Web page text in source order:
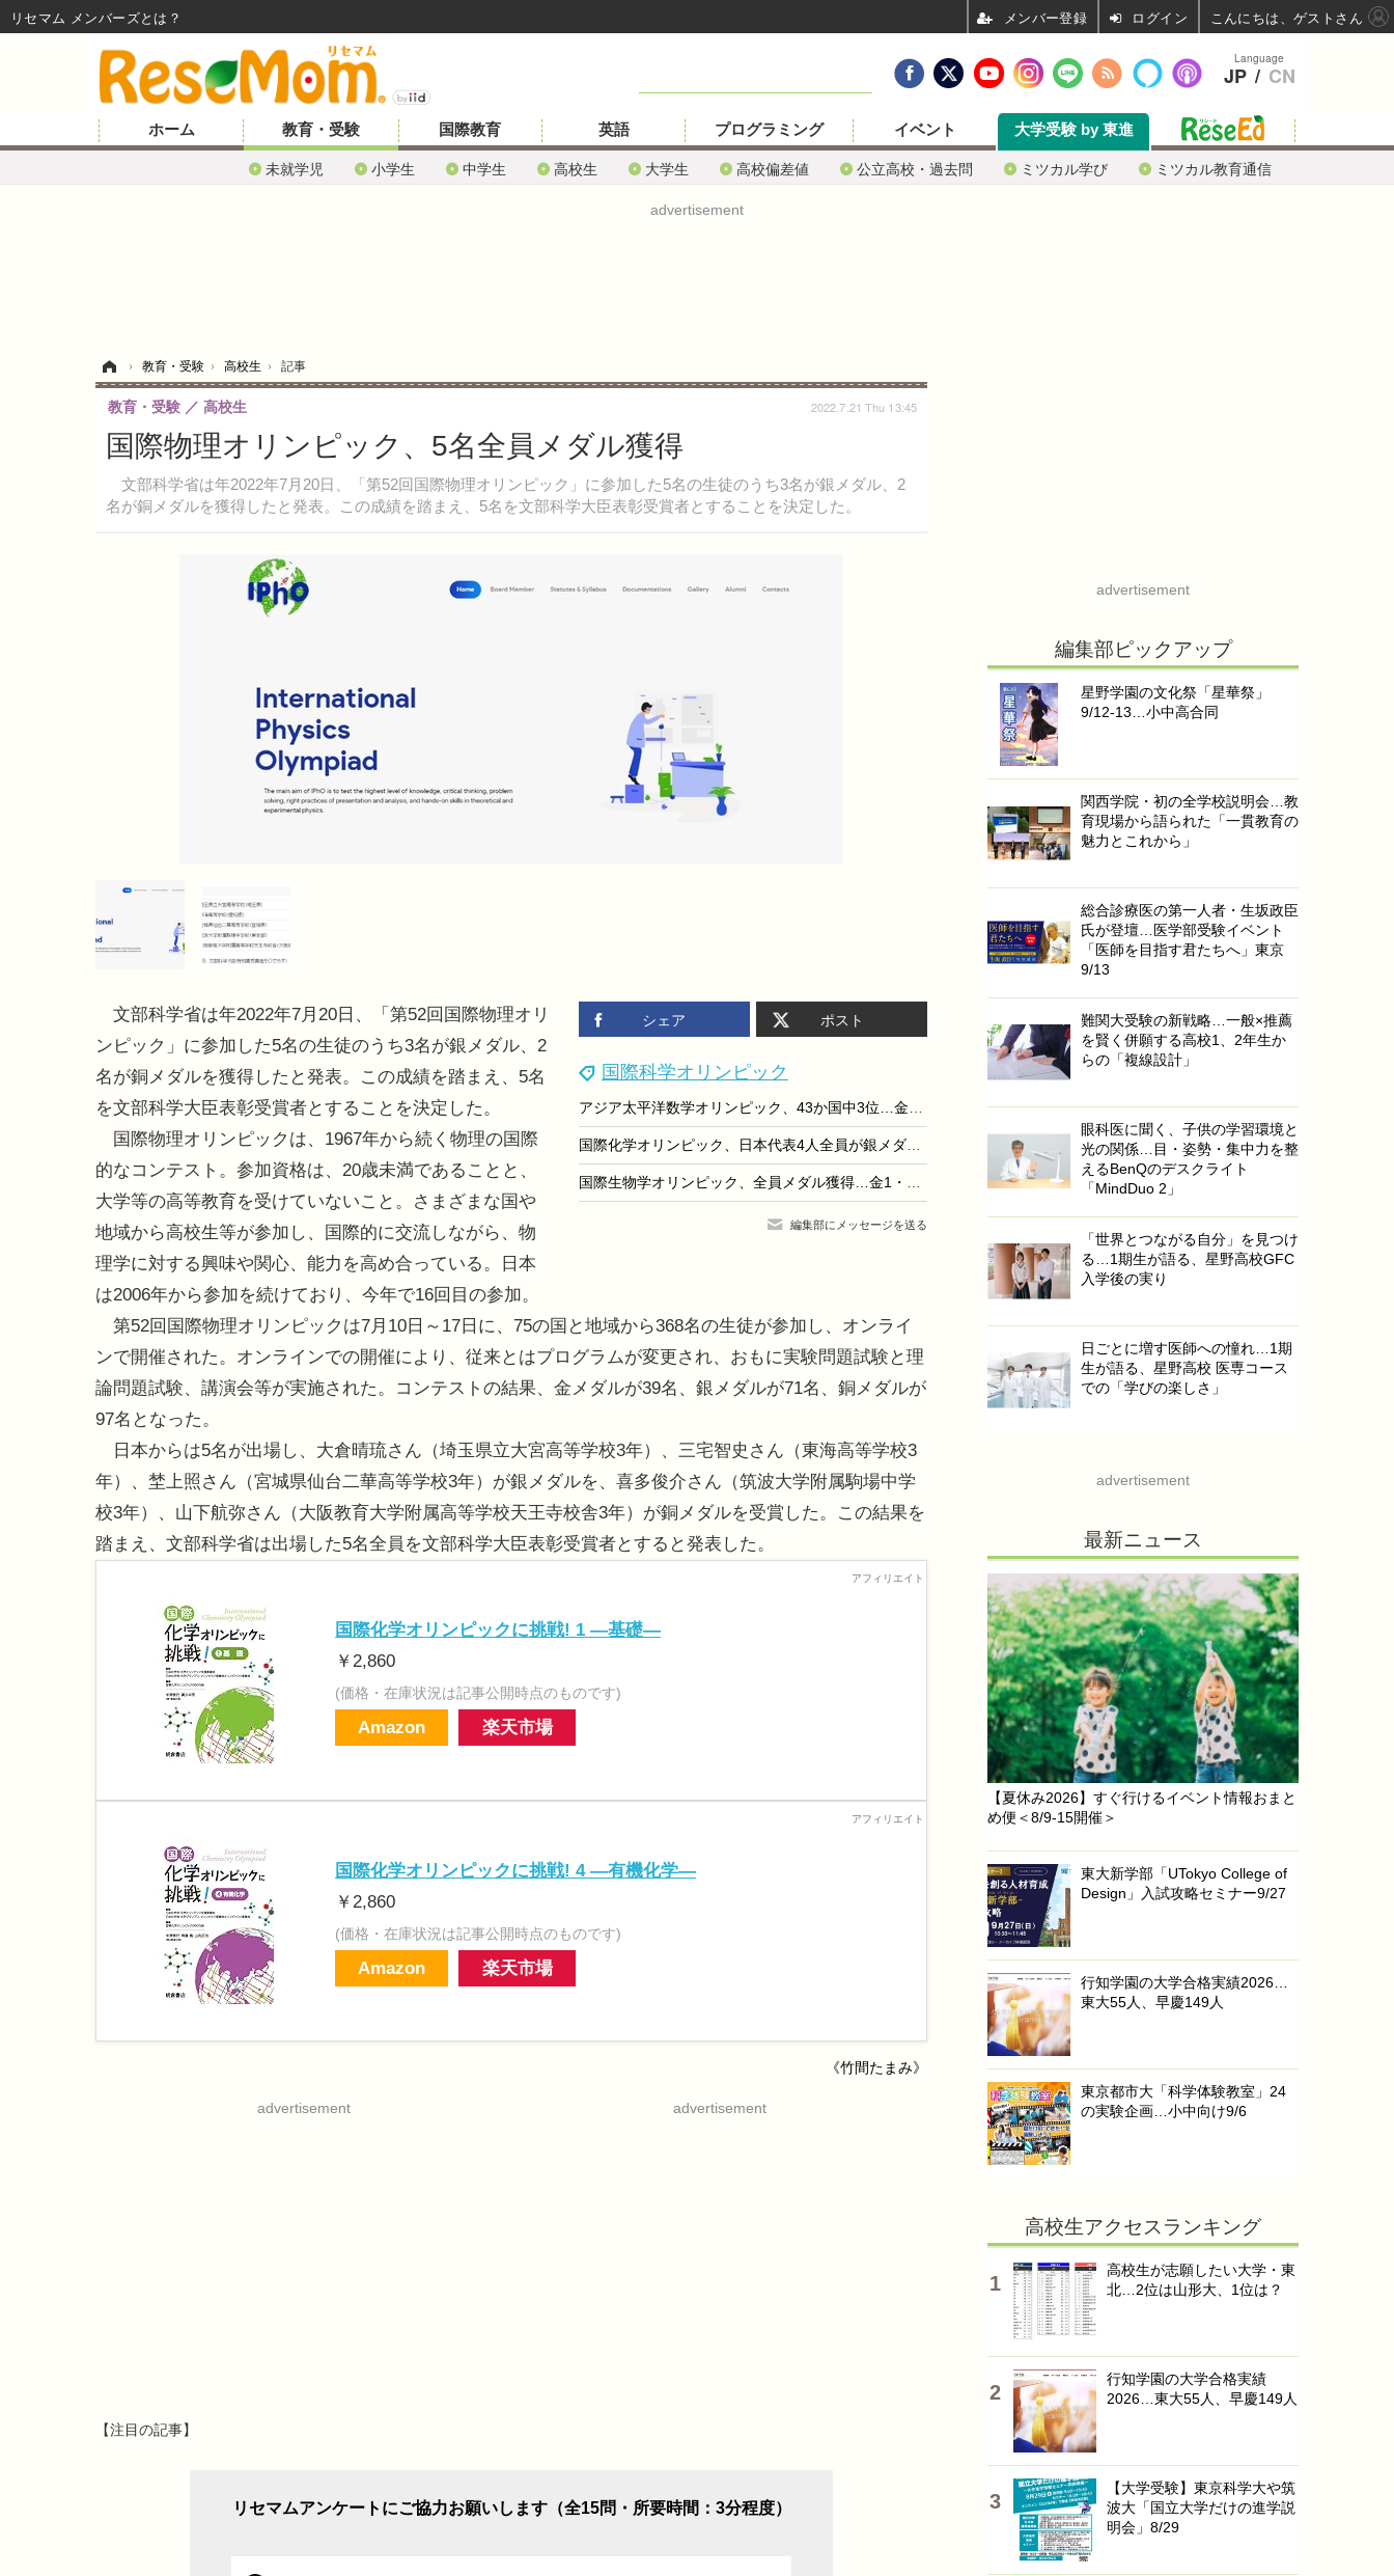
ホーム 教育・受験
未就学児 小学生 中学生 高校生 大学生 高校偏差値 公立高校・過去問 ミツカル学び ミツカル教育通信
国際教育 英語 プログラミング イベント 大学受験 by 東進
advertisement
› 教育・受験 › 高校生 › 記事
国際物理オリンピック、5名全員メダル獲得
文部科学省は年2022年7月20日、「第52回国際物理オリンピック」に参加した5名の生徒のうち3名が銀メダル、2
名が銅メダルを獲得したと発表。この成績を踏まえ、5名を文部科学大臣表彰受賞者とすることを決定した。
教育・受験 高校生 2022.7.21 Thu 13:45
シェア ポスト
国際科学オリンピック
アジア太平洋数学オリンピック、43か国中3位…金1・銀2・銅4名
国際化学オリンピック、日本代表4人全員が銀メダル獲得
国際生物学オリンピック、全員メダル獲得…金1・銀2・銅1
編集部にメッセージを送る
文部科学省は年2022年7月20日、「第52回国際物理オリ
ンピック」に参加した5名の生徒のうち3名が銀メダル、2
名が銅メダルを獲得したと発表。この成績を踏まえ、5名
を文部科学大臣表彰受賞者とすることを決定した。
国際物理オリンピックは、1967年から続く物理の国際
的なコンテスト。参加資格は、20歳未満であることと、
大学等の高等教育を受けていないこと。さまざまな国や
地域から高校生等が参加し、国際的に交流しながら、物
理学に対する興味や関心、能力を高め合っている。日本
は2006年から参加を続けており、今年で16回目の参加。
第52回国際物理オリンピックは7月10日～17日に、75の国と地域から368名の生徒が参加し、オンライ
ンで開催された。オンラインでの開催により、従来とはプログラムが変更され、おもに実験問題試験と理
論問題試験、講演会等が実施された。コンテストの結果、金メダルが39名、銀メダルが71名、銅メダルが
97名となった。
日本からは5名が出場し、大倉晴琉さん（埼玉県立大宮高等学校3年）、三宅智史さん（東海高等学校3
年）、埜上照さん（宮城県仙台二華高等学校3年）が銀メダルを、喜多俊介さん（筑波大学附属駒場中学
校3年）、山下航弥さん（大阪教育大学附属高等学校天王寺校舎3年）が銅メダルを受賞した。この結果を
踏まえ、文部科学省は出場した5名全員を文部科学大臣表彰受賞者とすると発表した。
国際化学オリンピックに挑戦! 1 ―基礎―
￥2,860
(価格・在庫状況は記事公開時点のものです)
Amazon 楽天市場
国際化学オリンピックに挑戦! 4 ―有機化学―
￥2,860
(価格・在庫状況は記事公開時点のものです)
Amazon 楽天市場
《竹間たまみ》
advertisement advertisement
【注目の記事】
リセマムアンケートにご協力お願いします（全15問・所要時間：3分程度）
advertisement
編集部ピックアップ
星野学園の文化祭「星華祭」
9/12-13…小中高合同
関西学院・初の全学校説明会…教
育現場から語られた「一貫教育の
魅力とこれから」
総合診療医の第一人者・生坂政臣
氏が登壇…医学部受験イベント
「医師を目指す君たちへ」東京
9/13
難関大受験の新戦略…一般×推薦
を賢く併願する高校1、2年生か
らの「複線設計」
眼科医に聞く、子供の学習環境と
光の関係…目・姿勢・集中力を整
えるBenQのデスクライト
「MindDuo 2」
「世界とつながる自分」を見つけ
る…1期生が語る、星野高校GFC
入学後の実り
日ごとに増す医師への憧れ…1期
生が語る、星野高校 医専コース
での「学びの楽しさ」
advertisement
最新ニュース
【夏休み2026】すぐ行けるイベント情報おまと
め便＜8/9-15開催＞
東大新学部「UTokyo College of
Design」入試攻略セミナー9/27
行知学園の大学合格実績2026…
東大55人、早慶149人
東京都市大「科学体験教室」24
の実験企画…小中向け9/6
高校生アクセスランキング
高校生が志願したい大学・東
北…2位は山形大、1位は？
行知学園の大学合格実績
2026…東大55人、早慶149人
【大学受験】東京科学大や筑
波大「国立大学だけの進学説
明会」8/29
Language
JP / CN
リセマム メンバーズ ログイン こんにちは、ゲストさん